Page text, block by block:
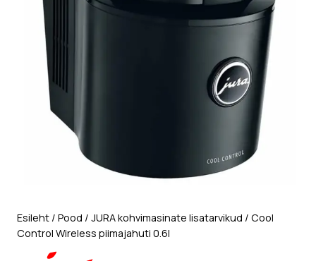
Esileht / Pood / JURA kohvimasinate lisatarvikud / Cool
Control Wireless piimajahuti 0.6l